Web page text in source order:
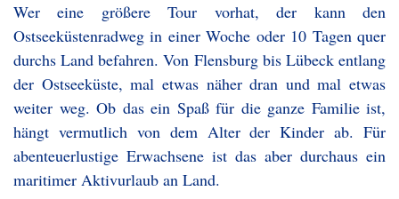
Wer eine größere Tour vorhat, der kann den
Ostseeküstenradweg in einer Woche oder 10 Tagen quer
durchs Land befahren. Von Flensburg bis Lübeck entlang
der Ostseeküste, mal etwas näher dran und mal etwas
weiter weg. Ob das ein Spaß für die ganze Familie ist,
hängt vermutlich von dem Alter der Kinder ab. Für
abenteuerlustige Erwachsene ist das aber durchaus ein
maritimer Aktivurlaub an Land.